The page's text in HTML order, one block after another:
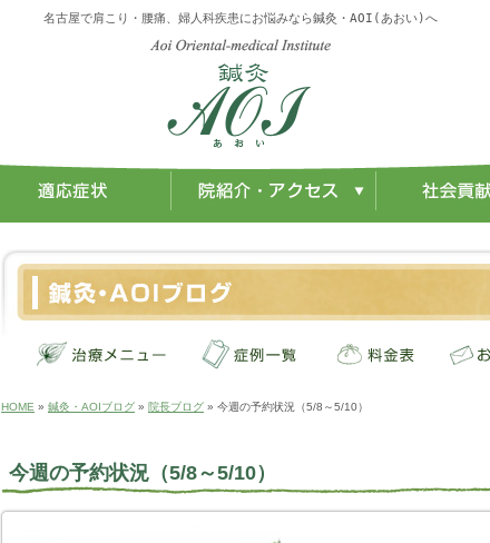
名古屋で肩こり・腰痛、婦人科疾患にお悩みなら鍼灸・AOI(あおい)へ
HOME » 鍼灸・AOIブログ » 院長ブログ » 今週の予約状況（5/8～5/10）
今週の予約状況（5/8～5/10）